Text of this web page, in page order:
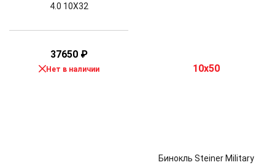
4.0 10X32
37650 ₽
Нет в наличии
Бинокль Steiner Military